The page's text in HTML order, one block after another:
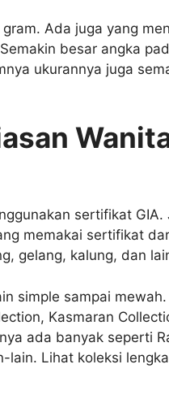
Ada juga yang
besar angka
ukurannya juga
sertifikat GIA.
memakai sertifikat
gelang, kalung, dan
simple sampai
Kasmaran
ada banyak seperti
lain. Lihat koleksi